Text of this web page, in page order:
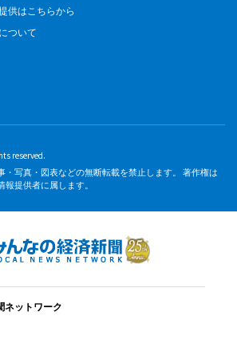
供はこちらから
ついて
reserved.
・写真・図表などの無断転載を禁止します。 著作権は
提供者に属します。
ネットワーク